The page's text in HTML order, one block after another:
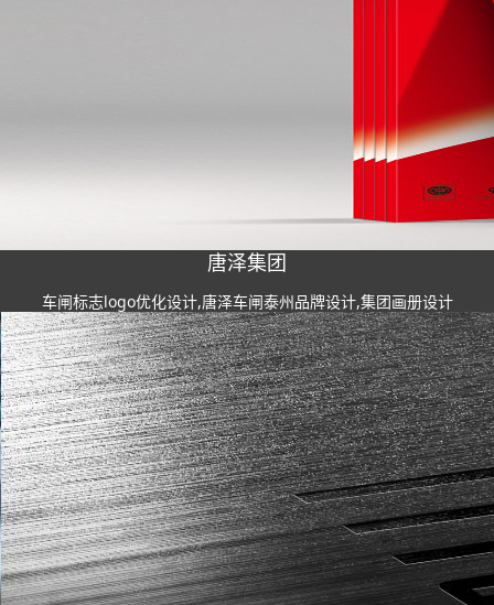
唐泽集团
车闸标志logo优化设计,唐泽车闸泰州品牌设计,集团画册设计